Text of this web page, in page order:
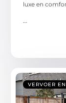
luxe en
VERVOER